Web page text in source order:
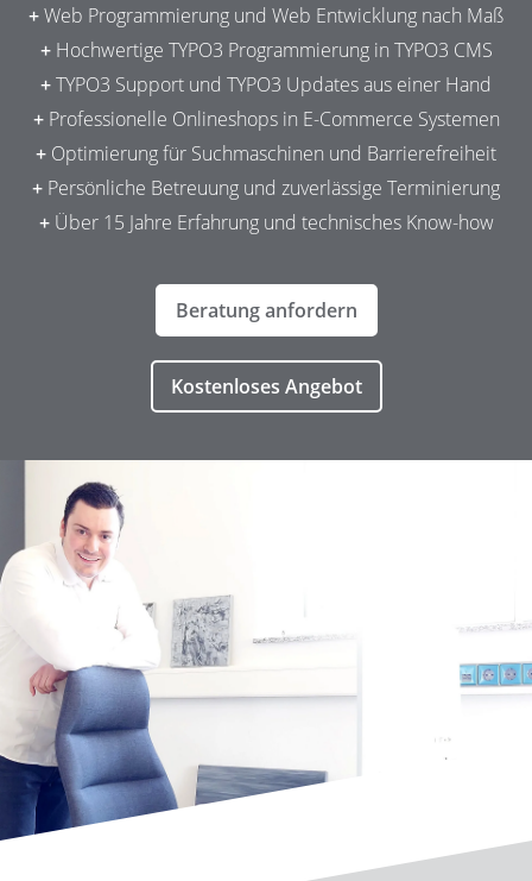
Web Programmierung und Web Entwicklung nach Maß
Hochwertige TYPO3 Programmierungin TYPO3 CMS
TYPO3 Support und TYPO3 Updatesaus einer Hand
Professionelle Onlineshopsin E-Commerce Systemen
Optimierungfür Suchmaschinen und Barrierefreiheit
Persönliche Betreuung und zuverlässige Terminierung
Über 15 Jahre Erfahrung und technisches Know-how
Beratung anfordern
Kostenloses Angebot